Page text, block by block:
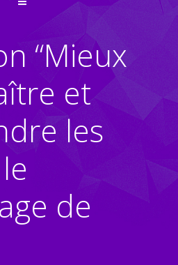
“Mieux
et
les
de